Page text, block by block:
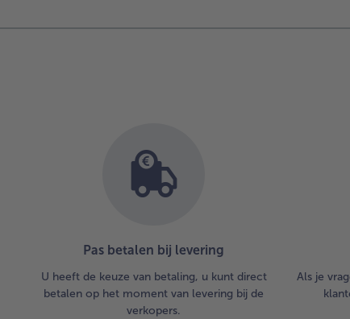
Pas betalen bij levering
U heeft de keuze van betaling, u kunt direct
betalen op het moment van levering bij de
verkopers.
Als je